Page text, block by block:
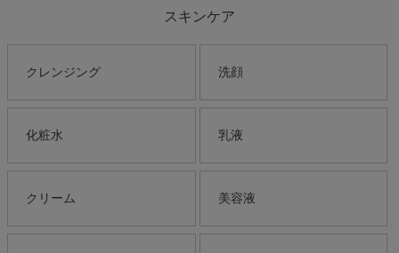
スキンケア
クレンジング 洗顔
化粧水 乳液
クリーム 美容液